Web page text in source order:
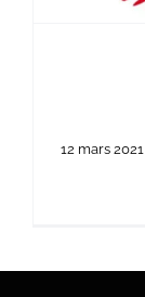
12 mars 2021